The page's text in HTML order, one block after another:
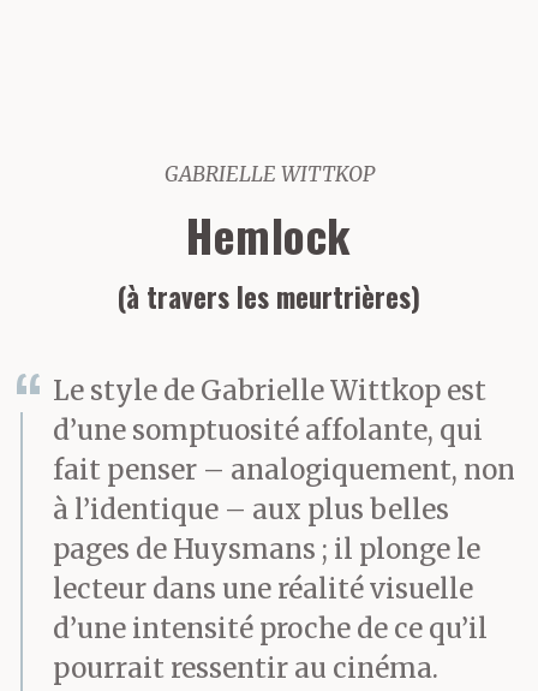
GABRIELLE WITTKOP
Hemlock
(à travers les meurtrières)
Le style de Gabrielle Wittkop est
d’une somptuosité affolante, qui
fait penser – analogiquement, non
à l’identique – aux plus belles
pages de Huysmans ; il plonge le
lecteur dans une réalité visuelle
d’une intensité proche de ce qu’il
pourrait ressentir au cinéma.